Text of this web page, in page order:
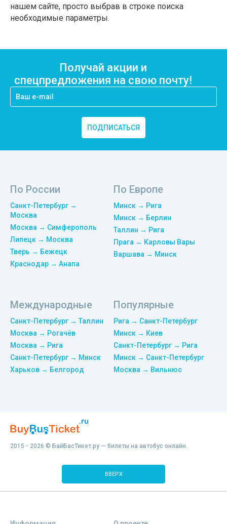
нашем сайте, просто выбрав в строке поиска
необходимые параметры.
Получай акции и
спецпредложения на свою почту!
ПОДПИСАТЬСЯ
По России
Санкт-Петербург →
Москва
Москва → Симферополь
Липецк → Москва
Тверь → Бежецк
Краснодар → Анапа
По Европе
Минск → Рига
Минск → Берлин
Таллин → Рига
Прага → Карловы Вары
Варшава → Минск
Международные
Санкт-Петербург → Таллин
Москва → Рогачёв
Москва → Рига
Санкт-Петербург → Минск
Харьков → Белгород
Популярные
Рига → Санкт-Петербург
Минск → Киев
Санкт-Петербург → Рига
Минск → Санкт-Петербург
Москва → Вильнюс
2015 - 2026 © БайБасТикет.ру — билеты на автобус онлайн.
ВВЕРХ